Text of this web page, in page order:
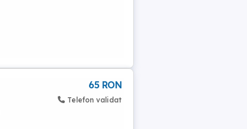
65 RON
Telefon validat